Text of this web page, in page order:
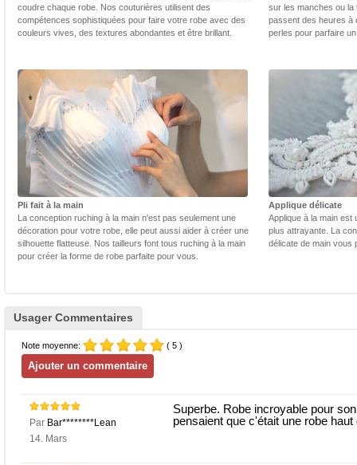
coudre chaque robe. Nos couturières utilisent des
compétences sophistiquées pour faire votre robe avec des
couleurs vives, des textures abondantes et être brillant.
sur les manches ou la
passent des heures à
perles pour parfaire
Pli fait à la main
La conception ruching à la main n'est pas seulement une
décoration pour votre robe, elle peut aussi aider à créer une
silhouette flatteuse. Nos tailleurs font tous ruching à la main
pour créer la forme de robe parfaite pour vous.
Applique délicate
Applique à la main est
plus attrayante. La
délicate de main vous
Usager Commentaires
Note moyenne: ( 5 )
Par Bar********Lean
14. Mars
Superbe. Robe incroyable pour
pensaient que c'était une robe